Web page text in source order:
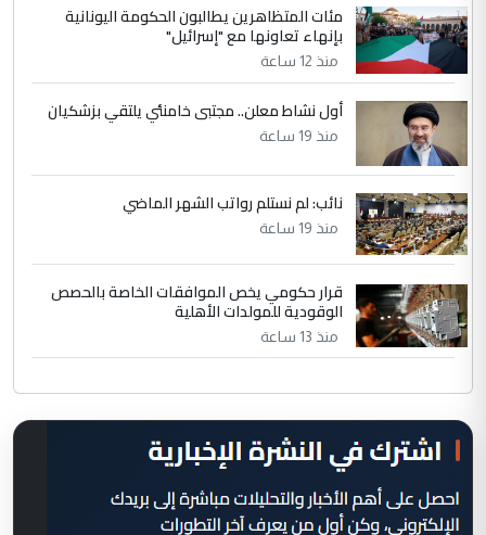
مئات المتظاهرين يطالبون الحكومة اليونانية
بإنهاء تعاونها مع "إسرائيل"
منذ 12 ساعة
أول نشاط معلن.. مجتبى خامنئي يلتقي بزشكيان
منذ 19 ساعة
نائب: لم نستلم رواتب الشهر الماضي
منذ 19 ساعة
قرار حكومي يخص الموافقات الخاصة بالحصص
الوقودية للمولدات الأهلية
منذ 13 ساعة